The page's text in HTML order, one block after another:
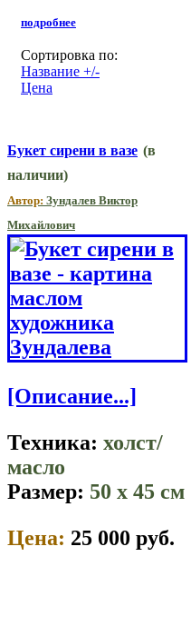
подробнее
Сортировка по:
Название +/-
Цена
Букет сирени в вазе (в
наличии)
Автор: Зундалев Виктор
Михайлович
[Описание...]
Техника: холст/
масло
Размер: 50 x 45 см
Цена: 25 000 руб.